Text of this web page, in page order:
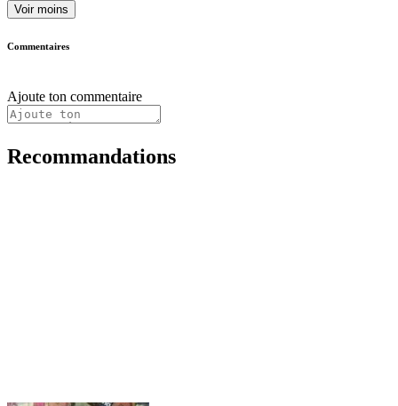
Voir moins
Commentaires
Ajoute ton commentaire
Recommandations